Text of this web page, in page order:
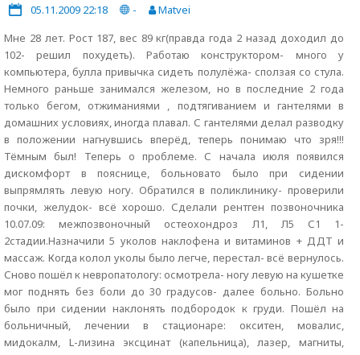
05.11.2009 22:18 -
Matvei
Мне 28 лет. Рост 187, вес 89 кг(правда года 2 назад доходил до
102- решил похудеть). Работаю конструктором- много у
компьютера, булла привычка сидеть полулёжа- сползая со стула.
Немного раньше занимался железом, но в последние 2 года
только бегом, отжиманиями , подтягиванием и гантелями в
домашних условиях, иногда плавал. С гантелями делал разводку
в положении нагнувшись вперёд, теперь понимаю что зря!!!
Тёмным был! Теперь о проблеме. С начала июля появился
дискомфорт в пояснице, больновато было при сидении
выпрямлять левую ногу. Обратился в поликлинику- проверили
почки, желудок- всё хорошо. Сделали рентген позвоночника
10.07.09: межпозвоночный остеохондроз Л1, Л5 С1 1-
2стадии.Назначили 5 уколов наклофена и витаминов + ДДТ и
массаж. Когда колол уколы было легче, перестал- всё вернулось.
Сново пошёл к невропатологу: осмотрела- ногу левую на кушетке
мог поднять без боли до 30 градусов- далее больно. Больно
было при сидении наклонять подбородок к груди. Пошёл на
больничный, лечении в стационаре: окситен, мовалис,
мидокалм, L-лизина эксцинат (капельница), лазер, магниты,